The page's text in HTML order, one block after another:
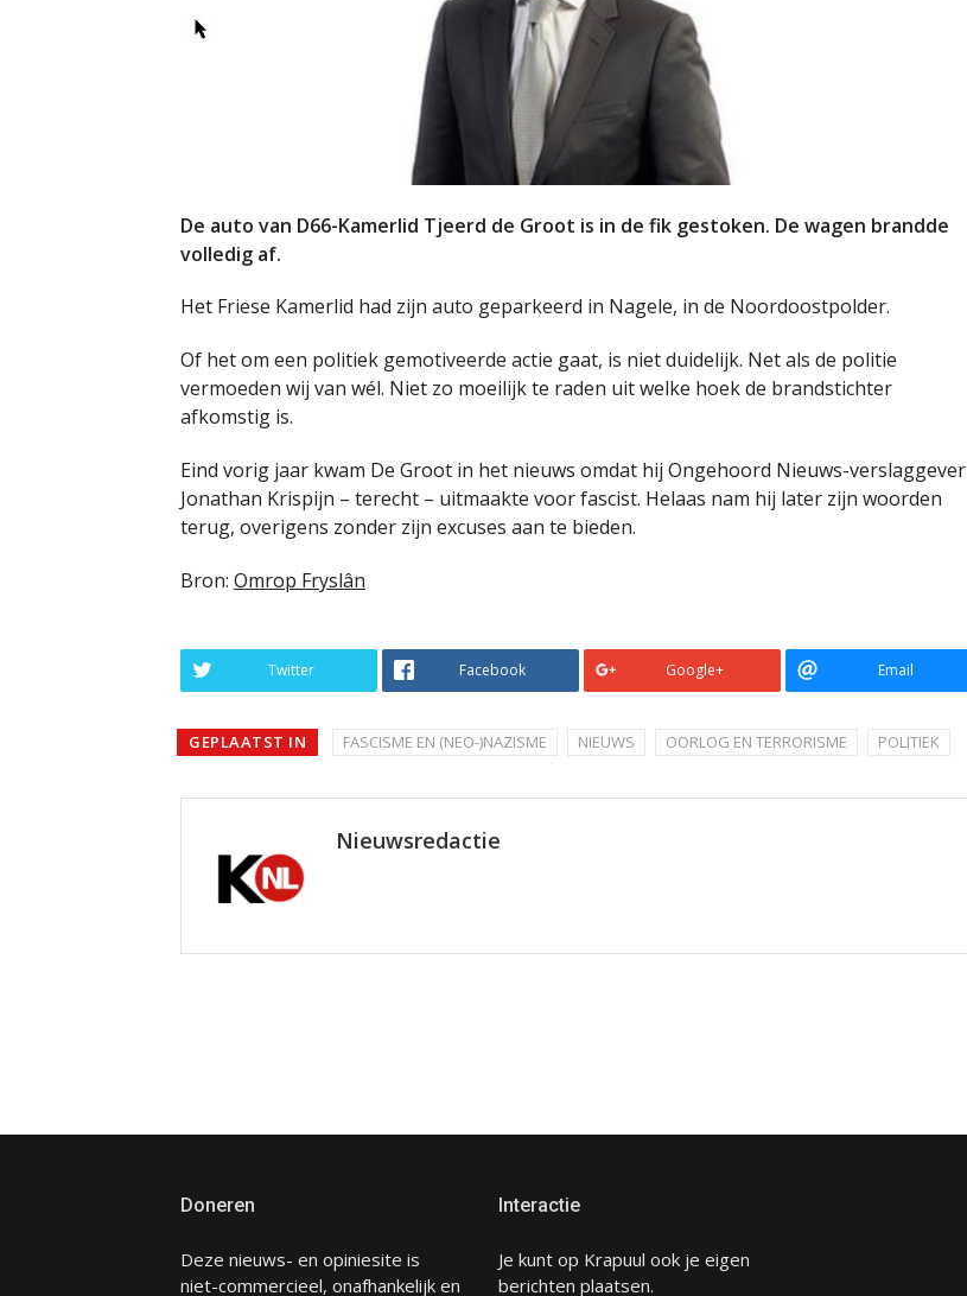
De auto van D66-Kamerlid Tjeerd de Groot is in de fik gestoken. De wagen brandde
volledig af.
Het Friese Kamerlid had zijn auto geparkeerd in Nagele, in de Noordoostpolder.
Of het om een politiek gemotiveerde actie gaat, is niet duidelijk. Net als de politie
vermoeden wij van wél. Niet zo moeilijk te raden uit welke hoek de brandstichter
afkomstig is.
Eind vorig jaar kwam De Groot in het nieuws omdat hij Ongehoord Nieuws-verslaggever
Jonathan Krispijn – terecht – uitmaakte voor fascist. Helaas nam hij later zijn woorden
terug, overigens zonder zijn excuses aan te bieden.
Bron: Omrop Fryslân
Twitter Facebook Google+ Email
GEPLAATST IN FASCISME EN (NEO-)NAZISME NIEUWS OORLOG EN TERRORISME POLITIEK
Nieuwsredactie
Doneren
Deze nieuws- en opiniesite is
niet-commercieel, onafhankelijk en
Interactie
Je kunt op Krapuul ook je eigen
berichten plaatsen.